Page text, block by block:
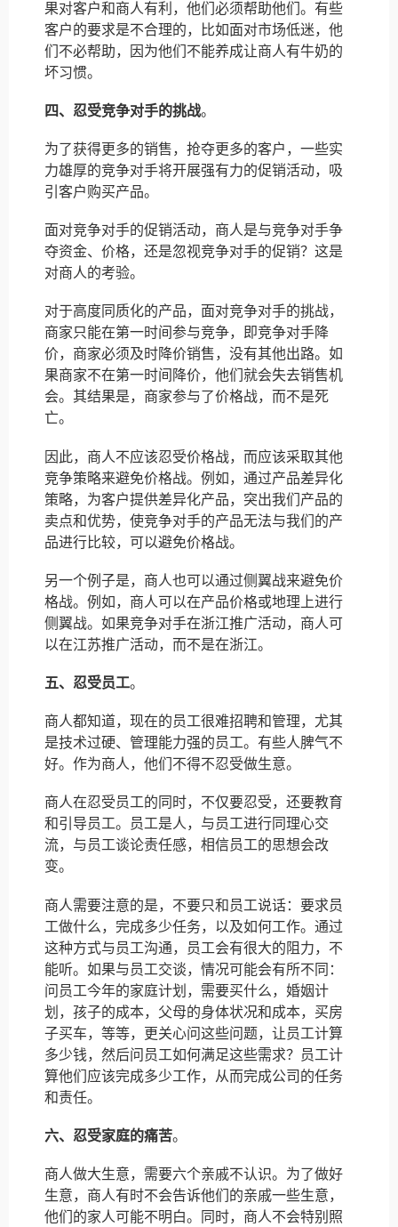
果对客户和商人有利，他们必须帮助他们。有些
客户的要求是不合理的，比如面对市场低迷，他
们不必帮助，因为他们不能养成让商人有牛奶的
坏习惯。
四、忍受竞争对手的挑战。
为了获得更多的销售，抢夺更多的客户，一些实
力雄厚的竞争对手将开展强有力的促销活动，吸
引客户购买产品。
面对竞争对手的促销活动，商人是与竞争对手争
夺资金、价格，还是忽视竞争对手的促销？这是
对商人的考验。
对于高度同质化的产品，面对竞争对手的挑战，
商家只能在第一时间参与竞争，即竞争对手降
价，商家必须及时降价销售，没有其他出路。如
果商家不在第一时间降价，他们就会失去销售机
会。其结果是，商家参与了价格战，而不是死
亡。
因此，商人不应该忍受价格战，而应该采取其他
竞争策略来避免价格战。例如，通过产品差异化
策略，为客户提供差异化产品，突出我们产品的
卖点和优势，使竞争对手的产品无法与我们的产
品进行比较，可以避免价格战。
另一个例子是，商人也可以通过侧翼战来避免价
格战。例如，商人可以在产品价格或地理上进行
侧翼战。如果竞争对手在浙江推广活动，商人可
以在江苏推广活动，而不是在浙江。
五、忍受员工。
商人都知道，现在的员工很难招聘和管理，尤其
是技术过硬、管理能力强的员工。有些人脾气不
好。作为商人，他们不得不忍受做生意。
商人在忍受员工的同时，不仅要忍受，还要教育
和引导员工。员工是人，与员工进行同理心交
流，与员工谈论责任感，相信员工的思想会改
变。
商人需要注意的是，不要只和员工说话：要求员
工做什么，完成多少任务，以及如何工作。通过
这种方式与员工沟通，员工会有很大的阻力，不
能听。如果与员工交谈，情况可能会有所不同：
问员工今年的家庭计划，需要买什么，婚姻计
划，孩子的成本，父母的身体状况和成本，买房
子买车，等等，更关心问这些问题，让员工计算
多少钱，然后问员工如何满足这些需求？员工计
算他们应该完成多少工作，从而完成公司的任务
和责任。
六、忍受家庭的痛苦。
商人做大生意，需要六个亲戚不认识。为了做好
生意，商人有时不会告诉他们的亲戚一些生意，
他们的家人可能不明白。同时，商人不会特别照